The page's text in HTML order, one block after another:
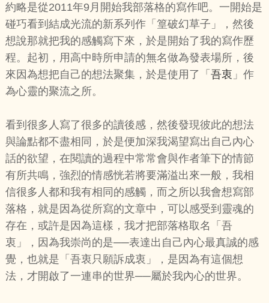
約略是從2011年9月開始我部落格的寫作吧。一開始是
碰巧看到結成光流的新系列作「篁破幻草子」，然後
想說那就把我的感觸寫下來，於是開始了我的寫作歷
程。起初，用高中時所申請的無名做為發表場所，後
來因為想把自己的想法聚集，於是使用了「 吾衷 」作
為心靈的聚流之所。
看到很多人寫了很多的讀後感，然後發現彼此的想法
與論點都不盡相同，於是便加深我渴望寫出自己內心
話的欲望，在閱讀的過程中常常會與作者筆下的情節
有所共鳴，強烈的情感恍若將要滿溢出來一般，我相
信很多人都和我有相同的感觸，而之所以我會想寫部
落格，就是因為從所寫的文章中，可以感受到靈魂的
存在，或許是因為這樣，我才把部落格取名「吾
衷」，因為我崇尚的是──表達出自己內心最真誠的感
覺，也就是「吾衷只願訴成衷」，是因為有這個想
法，才開啟了一連串的世界──屬於我內心的世界。